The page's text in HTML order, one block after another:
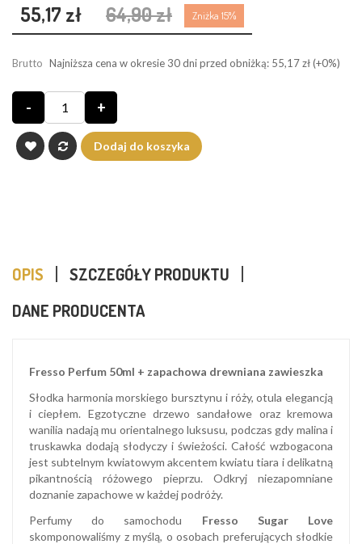
55,17 zł 64,90 zł Zniżka 15%
Brutto Najniższa cena w okresie 30 dni przed obniżką: 55,17 zł(+0%)
- +
Dodaj do koszyka
OPIS
SZCZEGÓŁY PRODUKTU
DANE PRODUCENTA
Fresso Perfum 50ml + zapachowa drewniana zawieszka
Słodka harmonia morskiego bursztynu i róży, otula elegancją
i ciepłem. Egzotyczne drzewo sandałowe oraz kremowa
wanilia nadają mu orientalnego luksusu, podczas gdy malina i
truskawka dodają słodyczy i świeżości. Całość wzbogacona
jest subtelnym kwiatowym akcentem kwiatu tiara i delikatną
pikantnością różowego pieprzu. Odkryj niezapomniane
doznanie zapachowe w każdej podróży.
Perfumy do samochodu Fresso Sugar Love
skomponowaliśmy z myślą, o osobach preferujących słodkie